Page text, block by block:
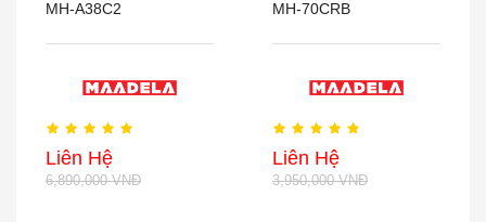
MH-A38C2
Liên Hệ
6,890,000 VNĐ
MH-70CRB
Liên Hệ
3,950,000 VNĐ